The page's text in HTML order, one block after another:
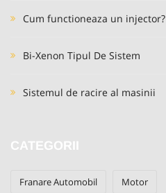
Cum functioneaza un injector?
Bi-Xenon Tipul De Sistem
Sistemul de racire al masinii
CATEGORII
Franare Automobil Motor